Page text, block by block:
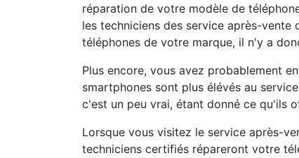
réparation de votre modèle de
les techniciens des service après-
téléphones de votre marque, il n'y a
Plus encore, vous avez probablement
smartphones sont plus élévés au
c'est un peu vrai, étant donné ce qu'ils
Lorsque vous visitez le service après-
techniciens certifiés répareront votre